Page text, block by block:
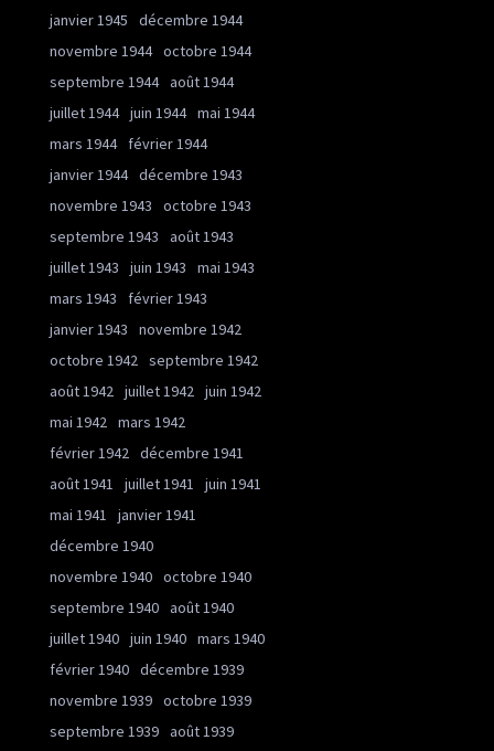
janvier 1945
décembre 1944
novembre 1944 octobre 1944
septembre 1944 août 1944
juillet 1944 juin 1944 mai 1944
mars 1944
février 1944
janvier 1944 décembre 1943
novembre 1943
octobre 1943
septembre 1943
août 1943
juillet 1943
juin 1943
mai 1943
mars 1943
février 1943
janvier 1943
novembre 1942
octobre 1942 septembre 1942
août 1942 juillet 1942 juin 1942
mai 1942 mars 1942
février 1942 décembre 1941
août 1941
juillet 1941
juin 1941
mai 1941
janvier 1941
décembre 1940
novembre 1940 octobre 1940
septembre 1940 août 1940
juillet 1940 juin 1940 mars 1940
février 1940 décembre 1939
novembre 1939 octobre 1939
septembre 1939 août 1939